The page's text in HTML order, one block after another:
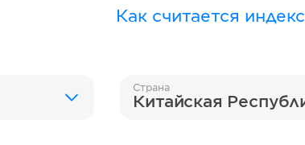
Как считается
Страна
Китайская